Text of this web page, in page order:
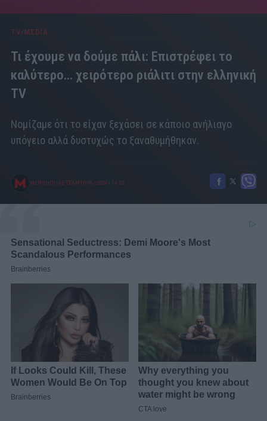
TV/MEDIA
Τι έχουμε να δούμε πάλι: Επιστρέφει το
καλύτερο... χειρότερο ριάλιτι στην ελληνική
TV
Νομίζαμε ότι το είχαν ξεχάσει σε κάποιο ανήλιαγο
υπόγειο αλλά δυστυχώς το ξαναθυμήθηκαν.
MENSHOUSE TEAM 16/05/2024 14:02